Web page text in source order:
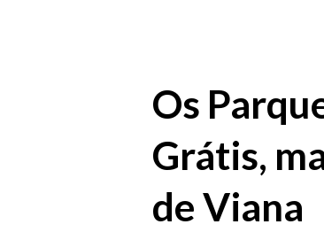
Os
Grátis,
de Viana